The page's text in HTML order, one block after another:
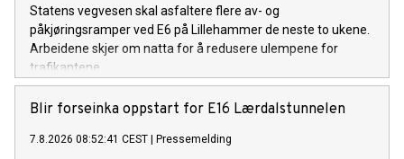
Statens vegvesen skal asfaltere flere av- og
påkjøringsramper ved E6 på Lillehammer de neste to ukene.
Arbeidene skjer om natta for å redusere ulempene for
trafikantene.
Blir forseinka oppstart for E16 Lærdalstunnelen
7.8.2026 08:52:41 CEST | Pressemelding